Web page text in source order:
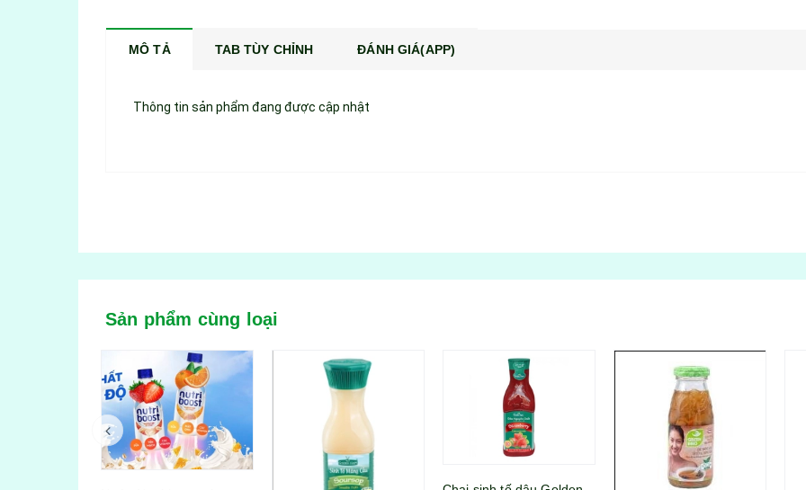
MÔ TẢ TAB TÙY CHỈNH ĐÁNH GIÁ(APP)
Thông tin sản phẩm đang được cập nhật
Sản phẩm cùng loại